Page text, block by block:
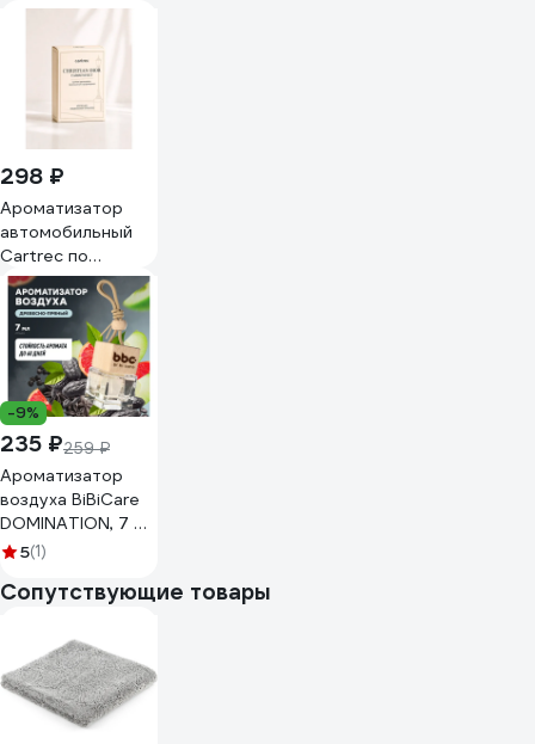
мотивам Hugo
Different CP-003
298 ₽
Ароматизатор
автомобильный
Cartrec по
мотивам Christian
Dior Fahrenheit
CP-002
-9%
235 ₽259 ₽
Ароматизатор
воздуха BiBiCare
DOMINATION, 7 мл
4425
5(1)
Сопутствующие товары